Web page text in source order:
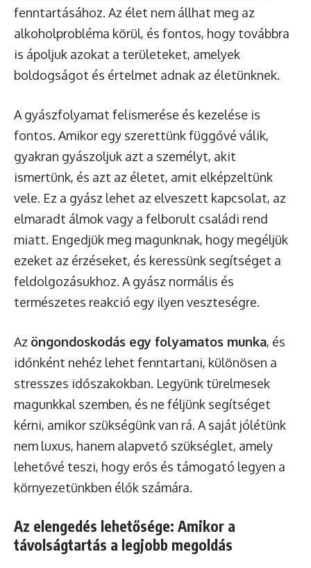
fenntartásához. Az élet nem állhat meg az
alkoholprobléma körül, és fontos, hogy továbbra
is ápoljuk azokat a területeket, amelyek
boldogságot és értelmet adnak az életünknek.
A gyászfolyamat felismerése és kezelése is
fontos. Amikor egy szerettünk függővé válik,
gyakran gyászoljuk azt a személyt, akit
ismertünk, és azt az életet, amit elképzeltünk
vele. Ez a gyász lehet az elveszett kapcsolat, az
elmaradt álmok vagy a felborult családi rend
miatt. Engedjük meg magunknak, hogy megéljük
ezeket az érzéseket, és keressünk segítséget a
feldolgozásukhoz. A gyász normális és
természetes reakció egy ilyen veszteségre.
Az öngondoskodás egy folyamatos munka, és
időnként nehéz lehet fenntartani, különösen a
stresszes időszakokban. Legyünk türelmesek
magunkkal szemben, és ne féljünk segítséget
kérni, amikor szükségünk van rá. A saját jólétünk
nem luxus, hanem alapvető szükséglet, amely
lehetővé teszi, hogy erős és támogató legyen a
környezetünkben élők számára.
Az elengedés lehetősége: Amikor a
távolságtartás a legjobb megoldás